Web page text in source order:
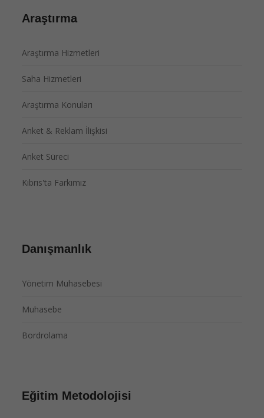
Araştırma
Araştırma Hizmetleri
Saha Hizmetleri
Araştırma Konuları
Anket & Reklam İlişkisi
Anket Süreci
Kıbrıs'ta Farkımız
Danışmanlık
Yönetim Muhasebesi
Muhasebe
Bordrolama
Eğitim Metodolojisi